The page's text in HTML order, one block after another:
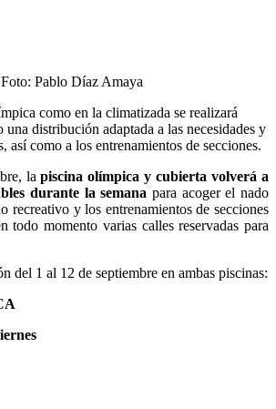
Foto: Pablo Díaz Amaya
como en la climatizada se realizará
una distribución adaptada a las necesidades y
así como a los entrenamientos de secciones.
lapiscina olímpica y cubierta volverá a
durante la semana para acoger el nado
recreativo y los entrenamientos de secciones
todo momento varias calles reservadas para
del 1 al 12 de septiembre en ambas piscinas: